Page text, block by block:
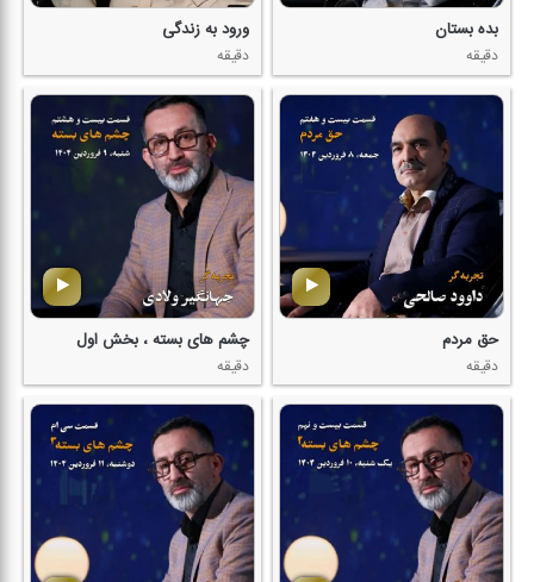
بده بستان
دقیقه
ورود به زندگی
دقیقه
حق مردم
دقیقه
چشم های بسته ، بخش اول
دقیقه